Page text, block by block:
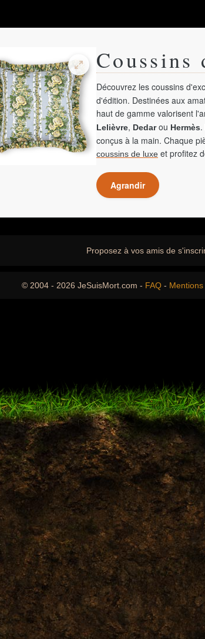
Coussins
Découvrez les coussins
d'édition. Destinées aux
haut de gamme valorisent
Lelièvre, Dedarou Hermès
conçus à la main. Chaque
coussins de luxe et profitez
Agrandir
Proposez à vos amis de
© 2004 - 2026 JeSuisMort.com - FAQ - Mentions